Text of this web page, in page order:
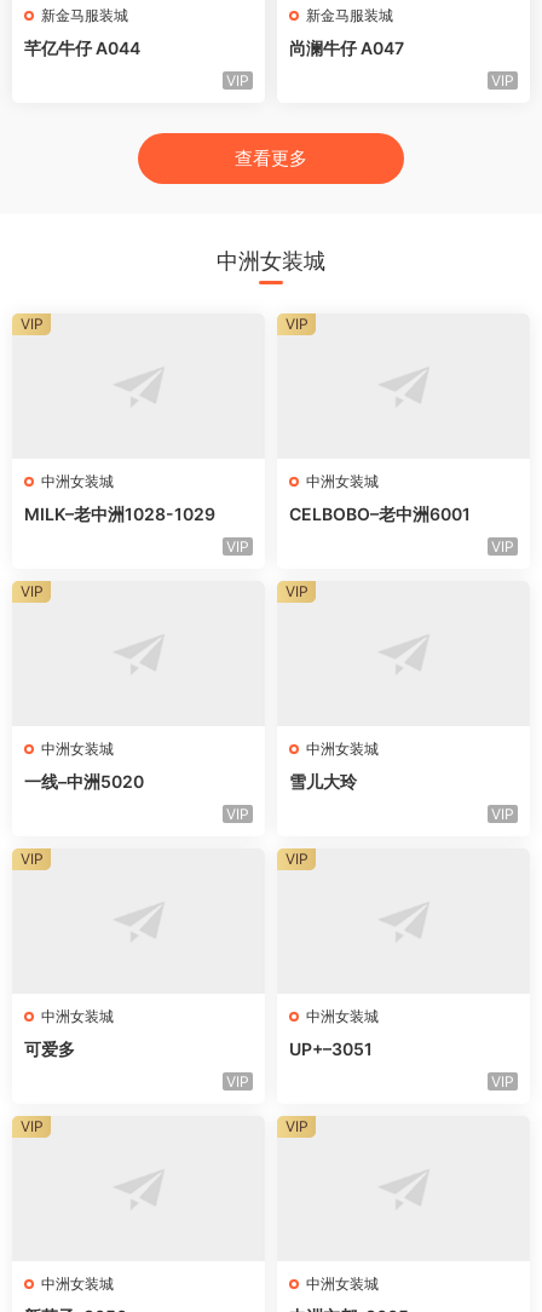
新金马服装城
芊亿牛仔 A044
VIP
新金马服装城
尚澜牛仔 A047
VIP
查看更多
中洲女装城
中洲女装城
MILK–老中洲1028-1029
VIP
VIP
中洲女装城
CELBOBO–老中洲6001
VIP
VIP
中洲女装城
一线–中洲5020
VIP
VIP
中洲女装城
雪儿大玲
VIP
VIP
中洲女装城
可爱多
VIP
VIP
中洲女装城
UP+–3051
VIP
VIP
中洲女装城
VIP
中洲女装城
VIP